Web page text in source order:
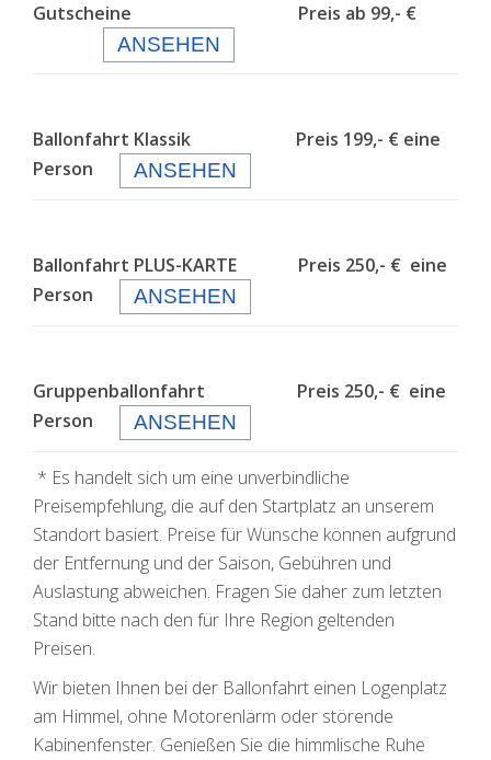
Gutscheine Preis ab 99,- €
ANSEHEN
Ballonfahrt Klassik Preis 199,- € eine
Person
ANSEHEN
Ballonfahrt PLUS-KARTE Preis 250,- € eine
Person
ANSEHEN
Gruppenballonfahrt Preis 250,- € eine
Person
ANSEHEN
* Es handelt sich um eine unverbindliche
Preisempfehlung, die auf den Startplatz an unserem
Standort basiert. Preise für Wünsche können aufgrund
der Entfernung und der Saison, Gebühren und
Auslastung abweichen. Fragen Sie daher zum letzten
Stand bitte nach den für Ihre Region geltenden
Preisen.
Wir bieten Ihnen bei der Ballonfahrt einen Logenplatz
am Himmel, ohne Motorenlärm oder störende
Kabinenfenster. Genießen Sie die himmlische Ruhe